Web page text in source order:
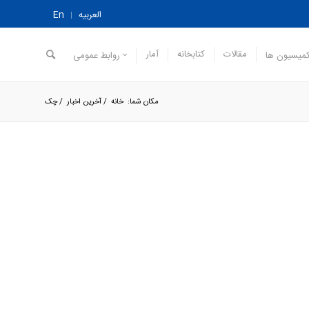
العربیه En
ها مقالات کتابخانه آمار روابط عمومی
مکان شما: خانه /آخرین اخبار /چک